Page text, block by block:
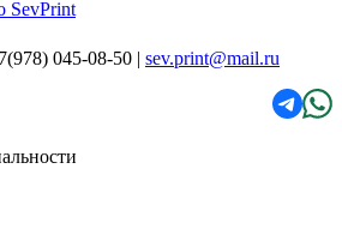
045-08-50 | sev.print@mail.ru